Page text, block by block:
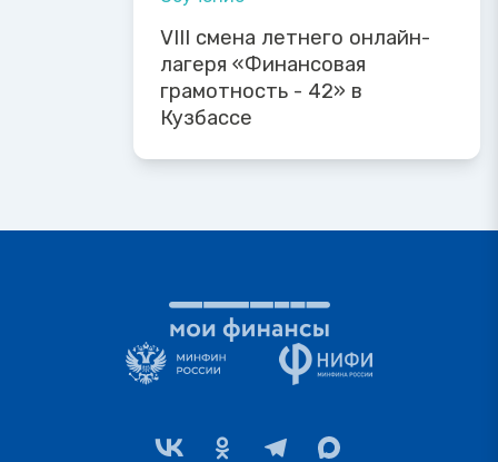
VIII смена летнего онлайн-
лагеря «Финансовая
грамотность - 42» в
Кузбассе